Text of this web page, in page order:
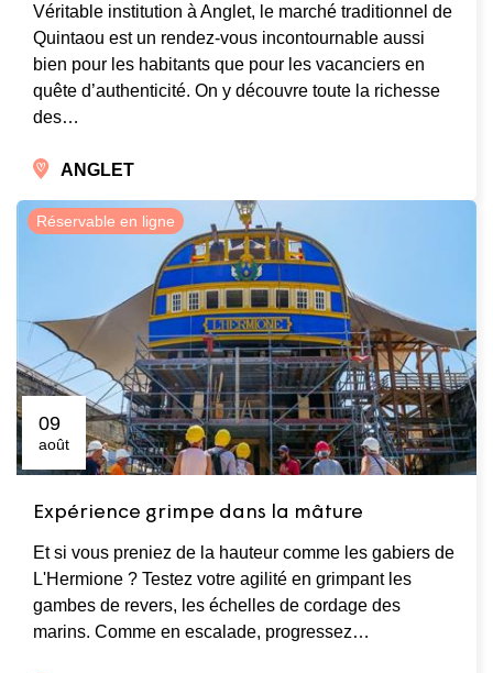
Véritable institution à Anglet, le marché traditionnel de
Quintaou est un rendez-vous incontournable aussi
bien pour les habitants que pour les vacanciers en
quête d’authenticité. On y découvre toute la richesse
des…
ANGLET
Réservable en ligne
09
août
Expérience grimpe dans la mâture
Et si vous preniez de la hauteur comme les gabiers de
L'Hermione ? Testez votre agilité en grimpant les
gambes de revers, les échelles de cordage des
marins. Comme en escalade, progressez…